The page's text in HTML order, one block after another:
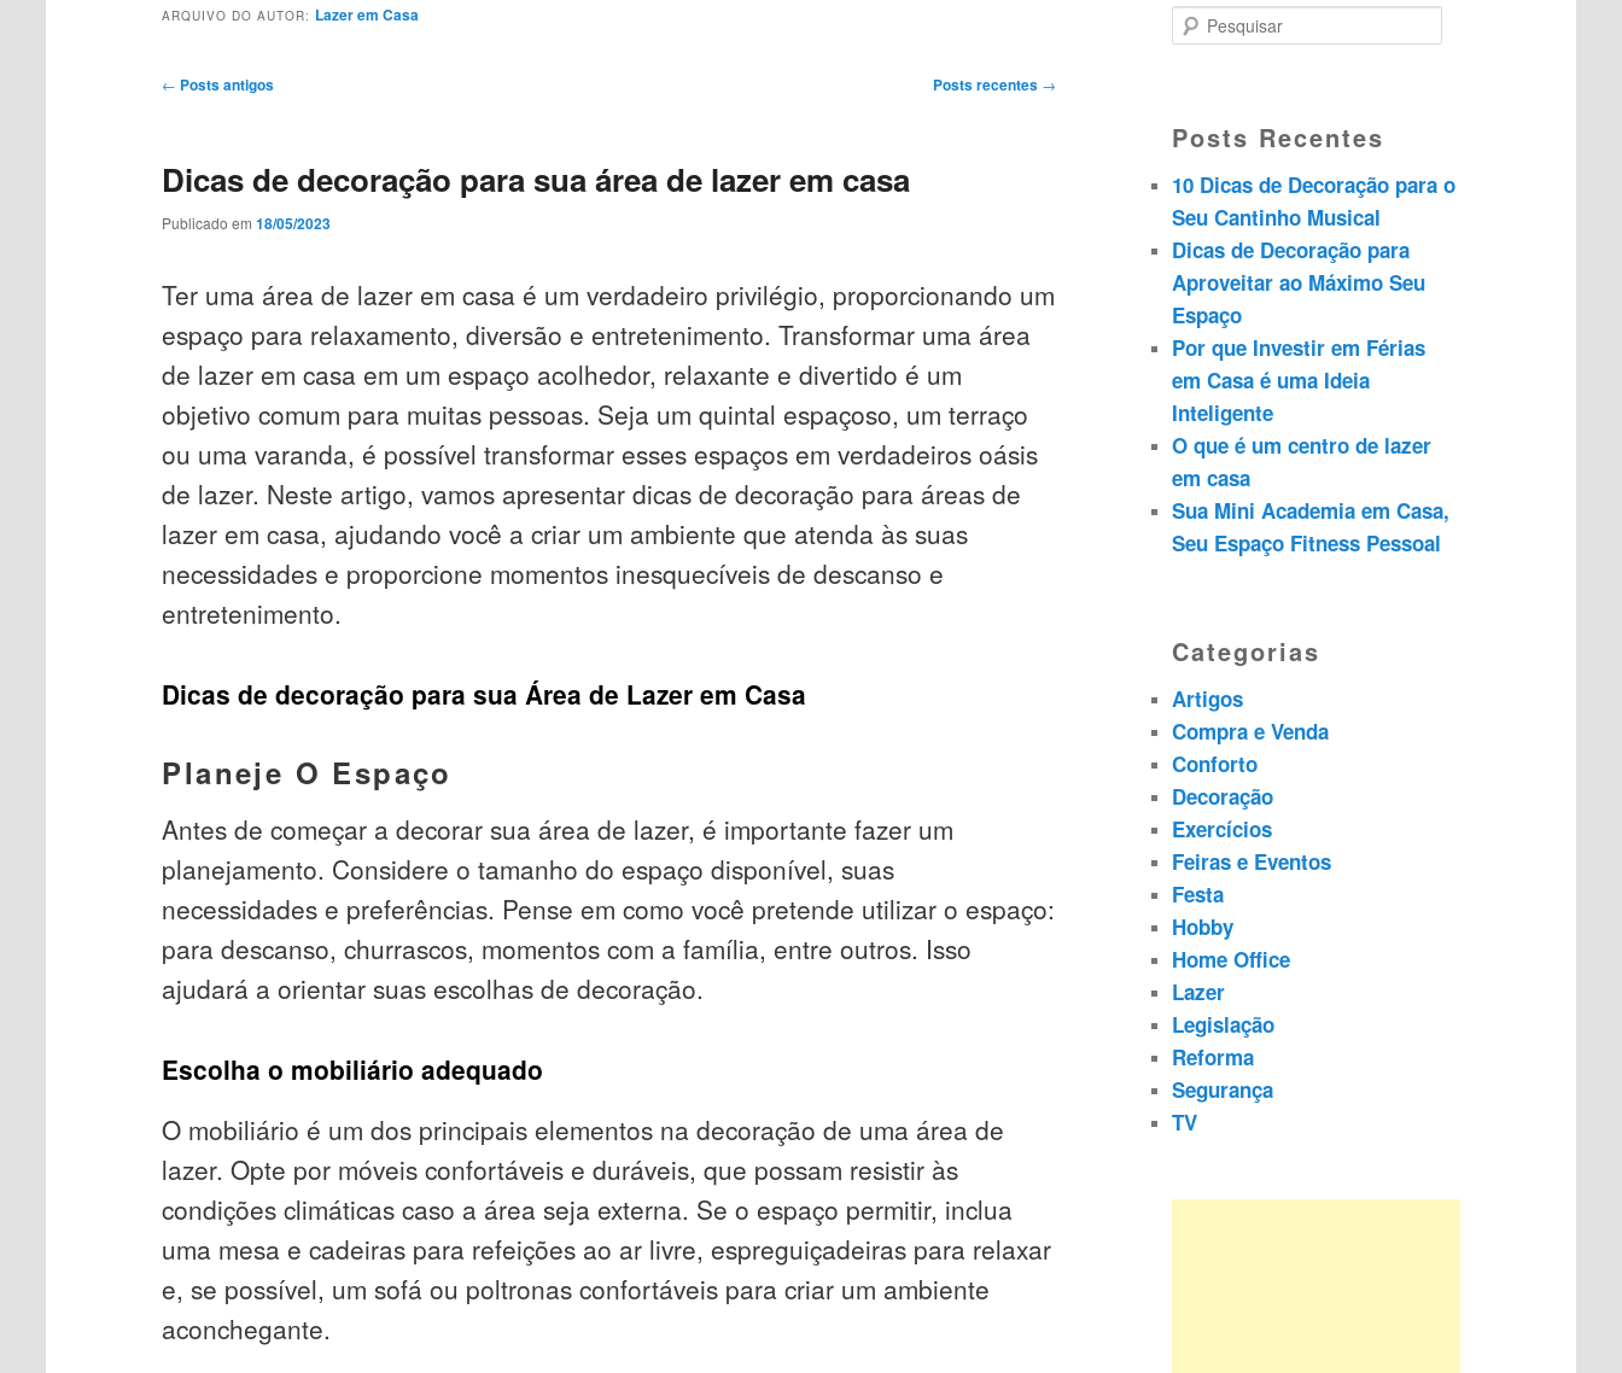
ARQUIVO DO AUTOR: Lazer em Casa
Navegação
← Posts antigos Posts recentes →
Dicas de decoração para sua área de lazer em casa
Publicado em18/05/2023
Ter uma área de lazer em casa é um verdadeiro privilégio, proporcionando um
espaço para relaxamento, diversão e entretenimento. Transformar uma área
de lazer em casa em um espaço acolhedor, relaxante e divertido é um
objetivo comum para muitas pessoas. Seja um quintal espaçoso, um terraço
ou uma varanda, é possível transformar esses espaços em verdadeiros oásis
de lazer. Neste artigo, vamos apresentar dicas de decoração para áreas de
lazer em casa, ajudando você a criar um ambiente que atenda às suas
necessidades e proporcione momentos inesquecíveis de descanso e
entretenimento.
Dicas de decoração para sua Área de Lazer em Casa
Planeje O Espaço
Antes de começar a decorar sua área de lazer, é importante fazer um
planejamento. Considere o tamanho do espaço disponível, suas
necessidades e preferências. Pense em como você pretende utilizar o espaço:
para descanso, churrascos, momentos com a família, entre outros. Isso
ajudará a orientar suas escolhas de decoração.
Escolha o mobiliário adequado
O mobiliário é um dos principais elementos na decoração de uma área de
lazer. Opte por móveis confortáveis e duráveis, que possam resistir às
condições climáticas caso a área seja externa. Se o espaço permitir, inclua
uma mesa e cadeiras para refeições ao ar livre, espreguiçadeiras para relaxar
e, se possível, um sofá ou poltronas confortáveis para criar um ambiente
aconchegante.
P
q
u
i
s
a
r
Posts Recentes
10 Dicas de Decoração para o
Seu Cantinho Musical
Dicas de Decoração para
Aproveitar ao Máximo Seu
Espaço
Por que Investir em Férias
em Casa é uma Ideia
Inteligente
O que é um centro de lazer
em casa
Sua Mini Academia em Casa,
Seu Espaço Fitness Pessoal
Categorias
Artigos
Compra e Venda
Conforto
Decoração
Exercícios
Feiras e Eventos
Festa
Hobby
Home Office
Lazer
Legislação
Reforma
Segurança
TV